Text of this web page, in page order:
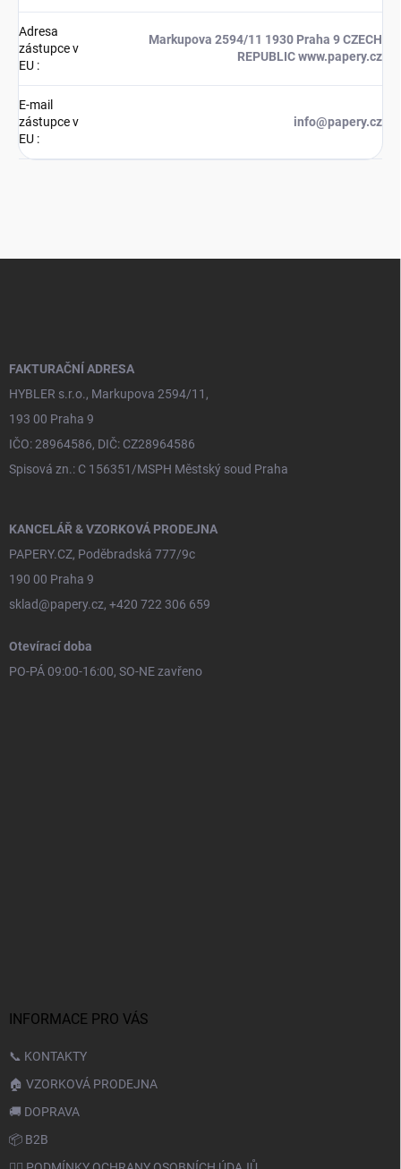
Adresa
zástupce v
EU :
Markupova 2594/11 1930 Praha 9 CZECH
REPUBLIC www.papery.cz
E-mail
zástupce v
EU :
info@papery.cz
FAKTURAČNÍ ADRESA
HYBLER s.r.o., Markupova 2594/11,
193 00 Praha 9
IČO: 28964586, DIČ: CZ28964586
Spisová zn.: C 156351/MSPH Městský soud Praha
KANCELÁŘ & VZORKOVÁ PRODEJNA
PAPERY.CZ, Poděbradská 777/9c
190 00 Praha 9
sklad@papery.cz, +420 722 306 659
Otevírací doba
PO-PÁ 09:00-16:00, SO-NE zavřeno
INFORMACE PRO VÁS
📞 KONTAKTY
🏠 VZORKOVÁ PRODEJNA
🚚 DOPRAVA
📦 B2B